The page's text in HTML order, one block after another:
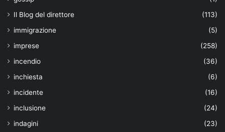
Il Blog del direttore
(113)
immigrazione
(5)
imprese
(258)
incendio
(36)
inchiesta
(6)
incidente
(16)
inclusione
(24)
indagini
(23)